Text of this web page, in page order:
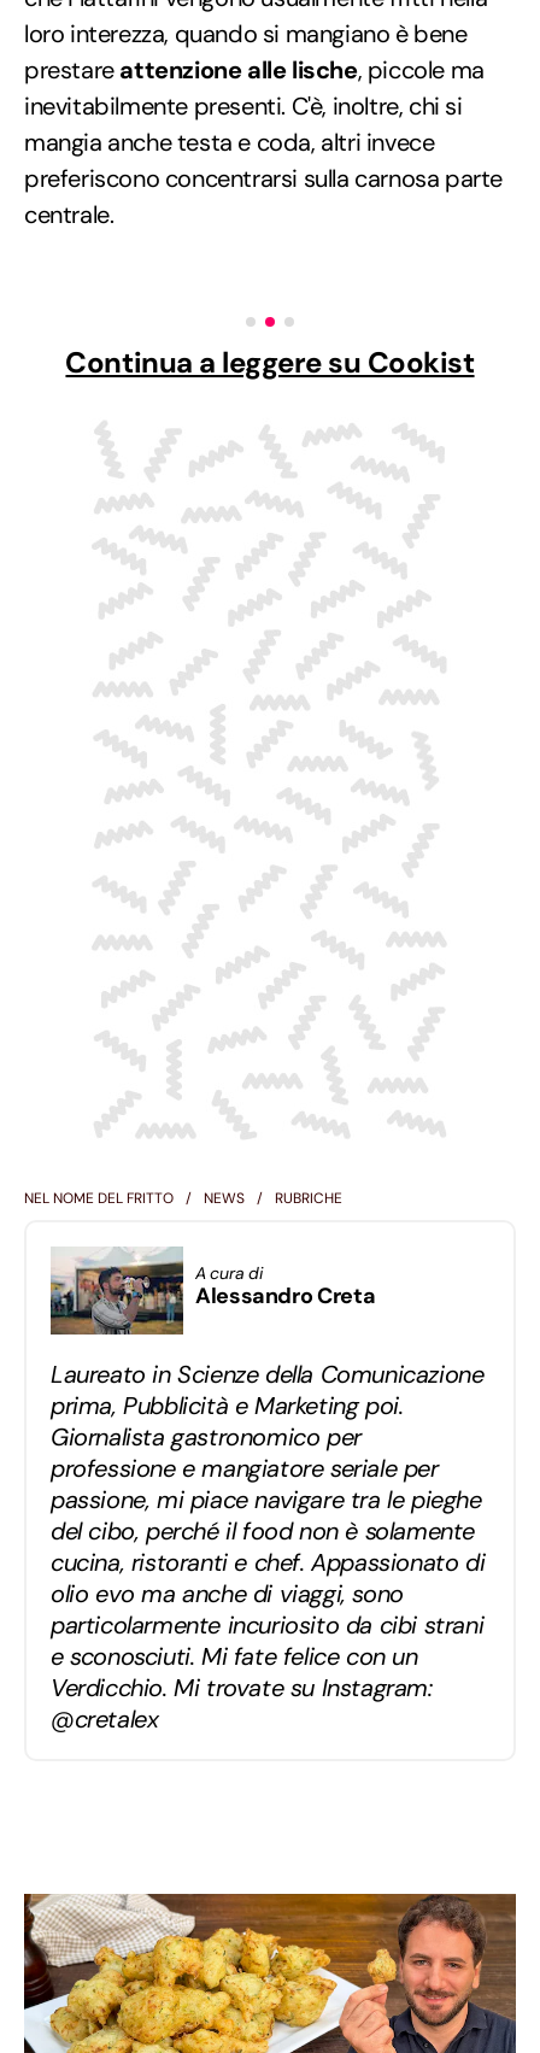
loro interezza, quando si mangiano è bene
prestareattenzione alle lische, piccole ma
inevitabilmente presenti. C'è, inoltre, chi si
mangia anche testa e coda, altri invece
preferiscono concentrarsi sulla carnosa parte
centrale.
Continua a leggere su Cookist
NEL NOME DEL FRITTO NEWS RUBRICHE
A cura di
Alessandro Creta
Laureato in Scienze della Comunicazione
prima, Pubblicità e Marketing poi.
Giornalista gastronomico per
professione e mangiatore seriale per
passione, mi piace navigare tra le pieghe
del cibo, perché il food non è solamente
cucina, ristoranti e chef. Appassionato di
olio evo ma anche di viaggi, sono
particolarmente incuriosito da cibi strani
e sconosciuti. Mi fate felice con un
Verdicchio. Mi trovate su Instagram:
@cretalex